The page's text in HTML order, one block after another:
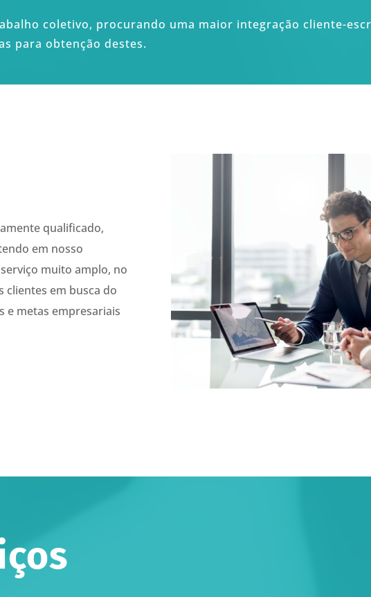
coletivo, procurando uma maior integração cliente-
para obtenção destes.
qualificado,
em nosso
muito amplo, no
clientes em busca do
e metas empresariais